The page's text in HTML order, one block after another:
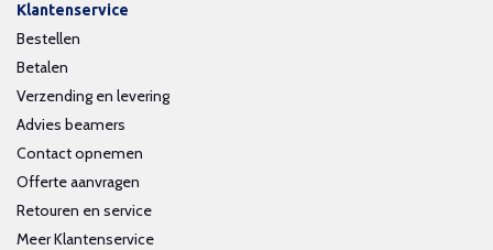
Klantenservice
Bestellen
Betalen
Verzending en levering
Advies beamers
Contact opnemen
Offerte aanvragen
Retouren en service
Meer Klantenservice